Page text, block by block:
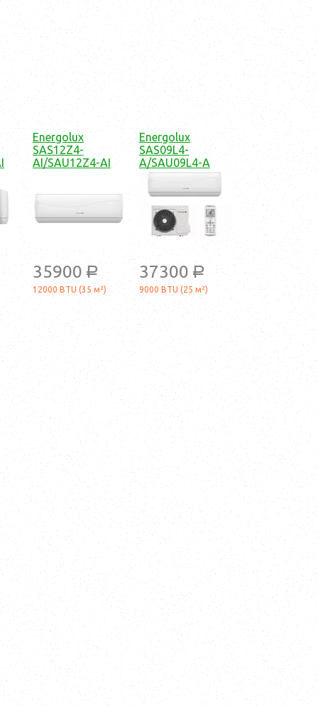
Energolux
SAS12Z4-
AI/SAU12Z4-AI
35900 a
12000 BTU (35 м²)
Energolux
SAS09L4-
A/SAU09L4-A
37300 a
9000 BTU (25 м²)